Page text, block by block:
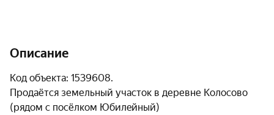
Описание
Код объекта: 1539608.
Продаётся земельный участок в деревне Колосово
(рядoм с поcёлкoм Юбилeйный)